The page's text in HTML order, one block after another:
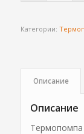
Категории:
Описание
Описание
Термопомпа